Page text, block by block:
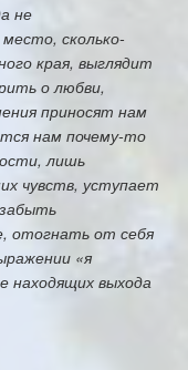
не
сколько-
края, выглядит
о любви,
приносят нам
нам почему-то
лишь
чувств, уступает
отогнать от себя
«я
находящих выхода